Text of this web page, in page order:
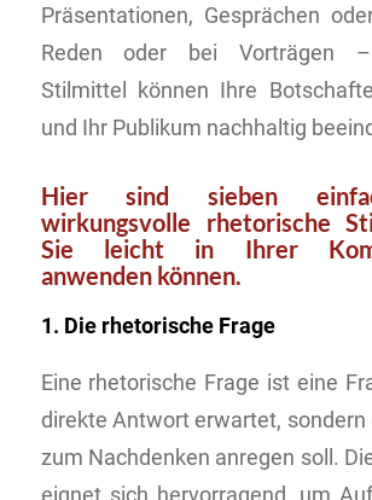
Präsentationen, Gesprächen
Reden oder bei Vorträgen –
Stilmittel können Ihre
und Ihr Publikum nachhaltig
Hier sind sieben
wirkungsvolle rhetorische
Sie leicht in Ihrer
anwenden können.
1. Die rhetorische Frage
Eine rhetorische Frage ist eine
direkte Antwort erwartet, sondern
zum Nachdenken anregen soll.
eignet sich hervorragend, um